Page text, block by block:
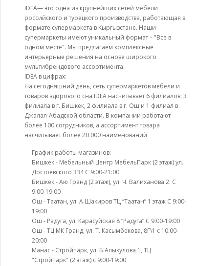
IDEA— это одна из крупнейших сетей мебели
российского и турецкого производства, работающая в
формате супермаркета в Кыргызстане. Наши
супермаркеты имеют уникальный формат – "Все в
одном месте". Мы предлагаем комплексные
интерьерные решения на основе широкого
мультибрендового ассортимента.
IDEA в цифрах:
На сегодняшний день, сеть супермаркетов мебели и
товаров здорового сна IDEA насчитывает 6 филиалов: 3
филиала в г. Бишкек, 2 филиала в г. Ош и 1 филиал в
Джалал-Абадской области. В компании работают
более 100 сотрудников, а ассортимент товара
насчитывает более 20 000 наименований
График работы магазинов:
Бишкек - Мебельный Центр МебельПарк (2 этаж) ул.
Достоевского 334 С 9:00-21:00
Бишкек - Аю Гранд (2 этаж), ул. Ч. Валиханова 2. С
9:00-19:00
Ош - Таатан, ул. А.Шакиров ТЦ “Таатан” 1 этаж С 9:00-
19:00
Ош - Радуга, ул. Карасуйская 8 “Радуга” С 9:00-19:00
Ош - ТЦ МК Гранд, ул. Т. Касымбекова, 8Г\1 с 10:00-
20:00
Манас - Стройпарк, ул. Б.Алыкулова 1, ТЦ
"Стройпарк" (2 этаж) с 9:00-19:00